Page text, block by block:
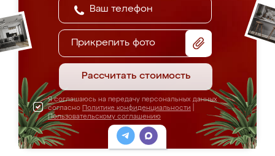
Прикрепить фото
Рассчитать стоимость
Я соглашаюсь на передачу персональных данных
согласно Политике конфиденциальности
Пользовательскому соглашению